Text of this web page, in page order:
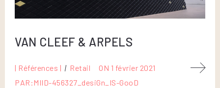
VAN CLEEF & ARPELS
| Références | Retail ON 1 février 2021
PAR: MIID-456327_desiGn_IS-GooD